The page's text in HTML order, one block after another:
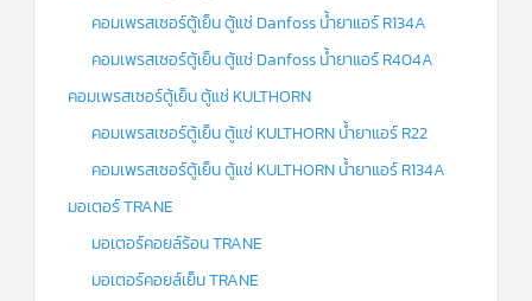
คอมเพรสเซอร์ตู้เย็น ตู้แช่ Danfoss น้ำยาแอร์ R134A
คอมเพรสเซอร์ตู้เย็น ตู้แช่ Danfoss น้ำยาแอร์ R404A
คอมเพรสเซอร์ตู้เย็น ตู้แช่ KULTHORN
คอมเพรสเซอร์ตู้เย็น ตู้แช่ KULTHORN น้ำยาแอร์ R22
คอมเพรสเซอร์ตู้เย็น ตู้แช่ KULTHORN น้ำยาแอร์ R134A
มอเตอร์ TRANE
มอเตอร์คอยล์ร้อน TRANE
มอเตอร์คอยล์เย็น TRANE